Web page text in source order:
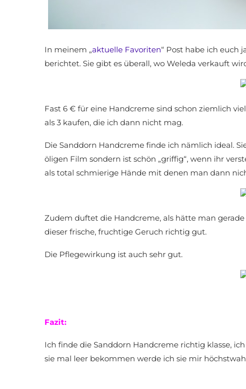
In meinem „aktuelle Favoriten“ Post habe ich euch
berichtet. Sie gibt es überall, wo Weleda verkauft
Fast 6 € für eine Handcreme sind schon ziemlich
als 3 kaufen, die ich dann nicht mag.
Die Sanddorn Handcreme finde ich nämlich ideal.
öligen Film sondern ist schön „griffig“, wenn ihr
als total schmierige Hände mit denen man dann
Zudem duftet die Handcreme, als hätte man
dieser frische, fruchtige Geruch richtig gut.
Die Pflegewirkung ist auch sehr gut.
Fazit:
Ich finde die Sanddorn Handcreme richtig klasse,
sie mal leer bekommen werde ich sie mir